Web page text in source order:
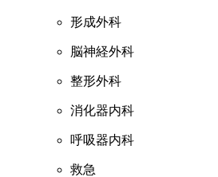
形成外科
脳神経外科
整形外科
消化器内科
呼吸器内科
救急